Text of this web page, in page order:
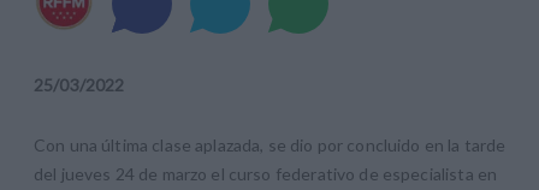
25/03/2022
Con una última clase aplazada, se dio por concluido en la tarde
del jueves 24 de marzo el curso federativo de especialista en